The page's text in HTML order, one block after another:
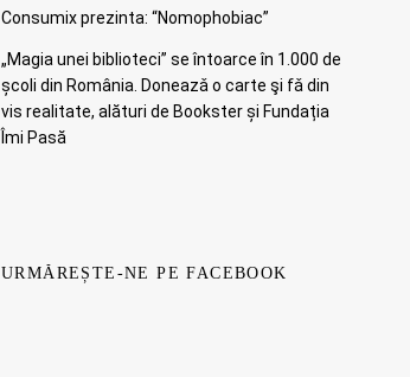
Consumix prezinta: “Nomophobiac”
„Magia unei biblioteci” se întoarce în 1.000 de
școli din România. Doneazǎ o carte şi fǎ din
vis realitate, alături de Bookster și Fundația
Îmi Pasă
URMĂREȘTE-NE PE FACEBOOK